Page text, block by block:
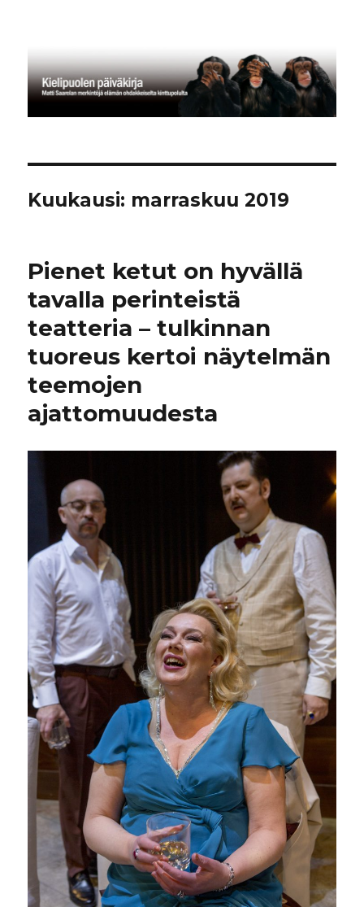
Kuukausi: marraskuu 2019
Pienet ketut on hyvällä
tavalla perinteistä
teatteria – tulkinnan
tuoreus kertoi näytelmän
teemojen
ajattomuudesta